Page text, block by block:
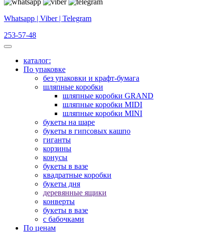
Whatsapp | Viber | Telegram
253-57-48
каталог:
По упаковке
без упаковки и крафт-бумага
шляпные коробки
шляпные коробки GRAND
шляпные коробки MIDI
шляпные коробки MINI
букеты на шаре
букеты в гипсовых кашпо
гиганты
корзины
конусы
букеты в вазе
квадратные коробки
букеты дня
деревянные ящики
конверты
букеты в вазе
с бабочками
По ценам